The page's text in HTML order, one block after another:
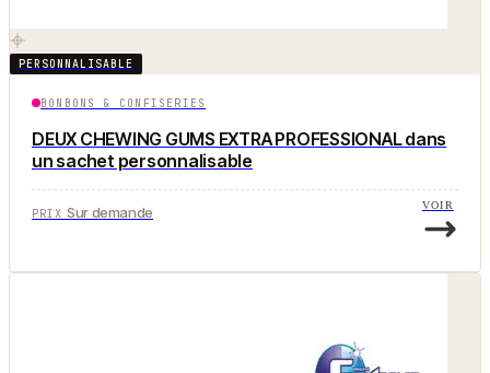
PERSONNALISABLE
BONBONS & CONFISERIES
DEUX CHEWING GUMS EXTRA PROFESSIONAL dans
un sachet personnalisable
PRIX Sur demande VOIR